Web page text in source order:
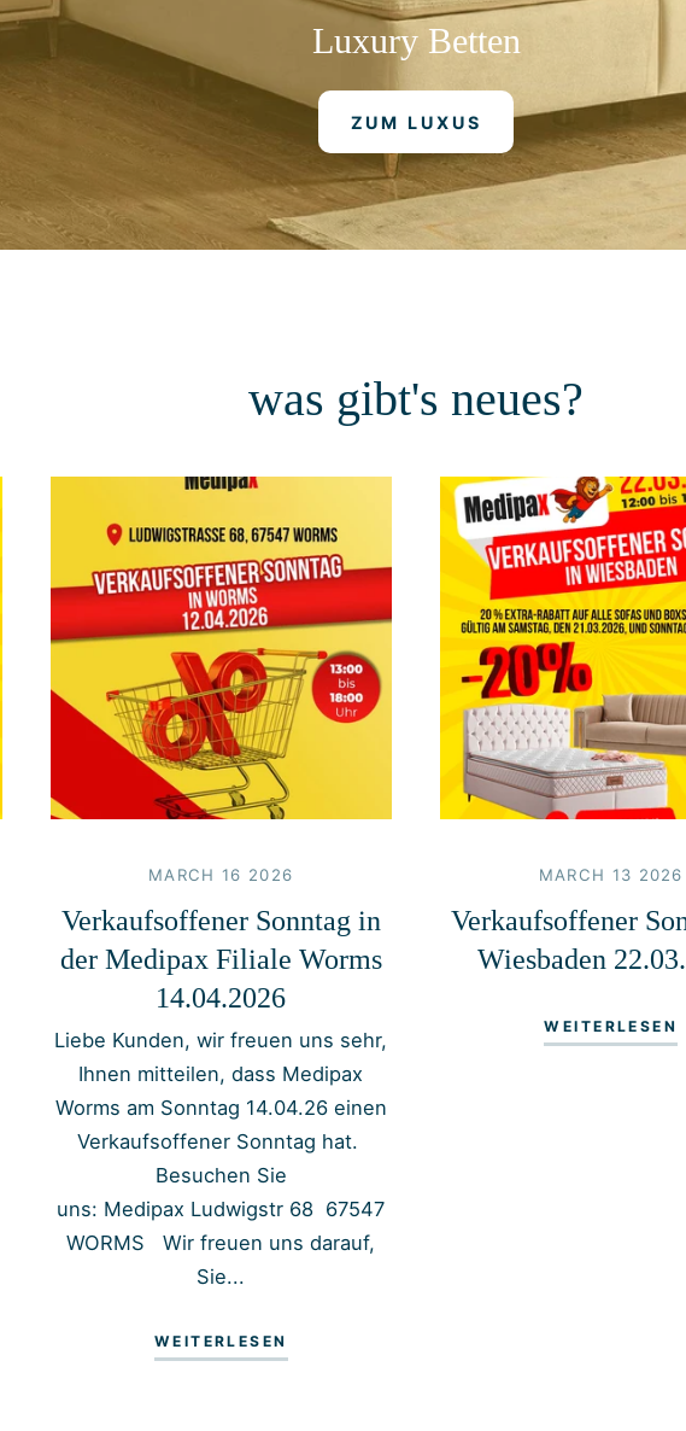
Luxury Betten
ZUM LUXUS
was gibt's neues?
MARCH 16 2026
Verkaufsoffener Sonntag in
der Medipax Filiale Worms
14.04.2026
Liebe Kunden, wir freuen uns sehr,
Ihnen mitteilen, dass Medipax
Worms am Sonntag 14.04.26 einen
Verkaufsoffener Sonntag hat.
Besuchen Sie
uns: Medipax Ludwigstr 68 67547
WORMS Wir freuen uns darauf,
Sie...
WEITERLESEN
MARCH 13 2026
Verkaufsoffener
Wiesbaden
WEITERLESEN